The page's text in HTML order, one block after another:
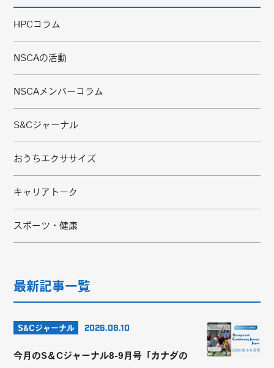
HPCコラム
NSCAの活動
NSCAメンバーコラム
S&Cジャーナル
おうちエクササイズ
キャリアトーク
スポーツ・健康
最新記事一覧
S&Cジャーナル 2026.08.10
今月のS＆Cジャーナル8-9月号「カナダの